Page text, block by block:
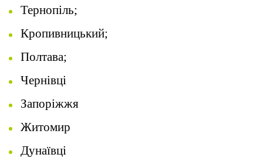
Тернопіль;
Кропивницький;
Полтава;
Чернівці
Запоріжжя
Житомир
Дунаївці